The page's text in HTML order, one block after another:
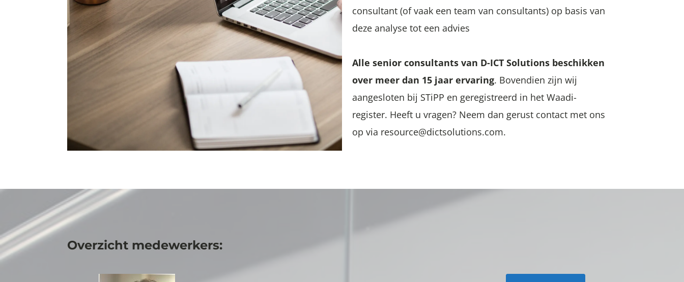
consultant (of vaak een team van consultants) op basis van
deze analyse tot een advies
Alle senior consultants van D-ICT Solutions beschikken
over meer dan 15 jaar ervaring. Bovendien zijn wij
aangesloten bij STiPP en geregistreerd in het Waadi-
register. Heeft u vragen? Neem dan gerust contact met ons
op via resource@dictsolutions.com.
Overzicht medewerkers: